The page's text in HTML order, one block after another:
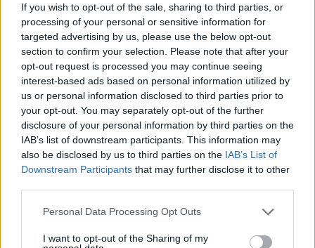
If you wish to opt-out of the sale, sharing to third parties, or
processing of your personal or sensitive information for
targeted advertising by us, please use the below opt-out
section to confirm your selection. Please note that after your
opt-out request is processed you may continue seeing
interest-based ads based on personal information utilized by
us or personal information disclosed to third parties prior to
your opt-out. You may separately opt-out of the further
disclosure of your personal information by third parties on the
IAB’s list of downstream participants. This information may
also be disclosed by us to third parties on the IAB’s List of
Downstream Participants that may further disclose it to other
Please note that this website/app uses one or more Google
not limited to your visit or usage behaviour. You may click to
Personal Data Processing Opt Outs
I want to opt-out of the Sharing of my
Pistoia Basket 2000 annuncia la partnership con
L’Arte dello Sport per la stagione 2026/27
Ilaria Mauri · 6 Ago 2026
BASKET